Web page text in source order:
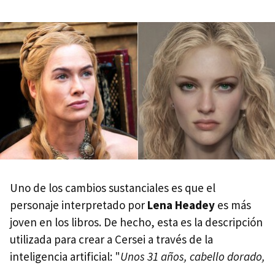
Uno de los cambios sustanciales es que el
personaje interpretado por Lena Headey es más
joven en los libros. De hecho, esta es la descripción
utilizada para crear a Cersei a través de la
inteligencia artificial: "Unos 31 años, cabello dorado,